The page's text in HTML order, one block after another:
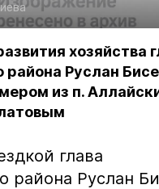
хозяйства
района Руслан
из п.
глава
района Руслан